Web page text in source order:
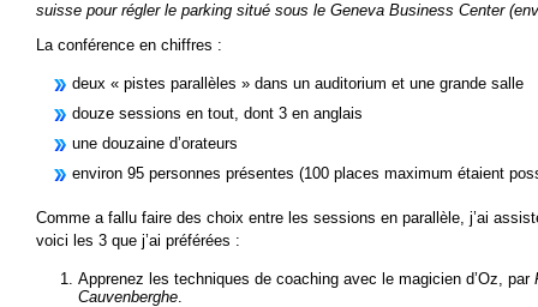
suisse pour régler le parking situé sous le Geneva Business Center
La conférence en chiffres :
deux « pistes parallèles » dans un auditorium et une grande salle
douze sessions en tout, dont 3 en anglais
une douzaine d’orateurs
environ 95 personnes présentes (100 places maximum étaient
Comme a fallu faire des choix entre les sessions en parallèle, j’ai
voici les 3 que j’ai préférées :
Apprenez les techniques de coaching avec le magicien d’Oz, par
Cauvenberghe.